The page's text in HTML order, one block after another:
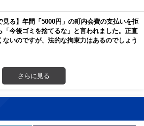
見る】年間「5000円」の町内会費の支払いを拒
「今後ゴミを捨てるな」と言われました。正直
ないのですが、法的な拘束力はあるのでしょう
さらに見る